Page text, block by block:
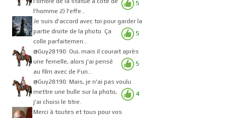
5
l'homme 2) l'effe...
5
Je suis d'accord avec toi pour garder la
partie droite de la photo. Ça
colle parfaitemen...
5
@Guy28190: Oui, mais il courait après
une femelle, alors j'ai pensé
au film avec de Fun...
4
@Guy28190: Mais, je n'ai pas voulu
mettre une bulle sur la photo,
j'ai choisi le titre.
Merci à toutes et tous pour vos